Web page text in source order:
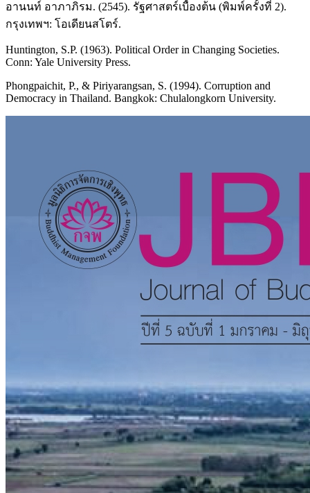
อานนท์ อาภาภิรม. (2545). รัฐศาสตร์เบื้องต้น (พิมพ์ครั้งที่ 2).
กรุงเทพฯ: โอเดียนสโตร์.
Huntington, S.P. (1963). Political Order in Changing Societies.
Conn: Yale University Press.
Phongpaichit, P., & Piriyarangsan, S. (1994). Corruption and
Democracy in Thailand. Bangkok: Chulalongkorn University.